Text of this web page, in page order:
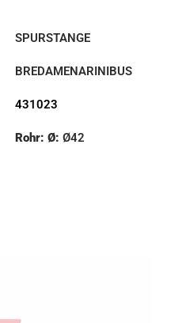
SPURSTANGE
BREDAMENARINIBUS
431023
Rohr: Ø:Ø42